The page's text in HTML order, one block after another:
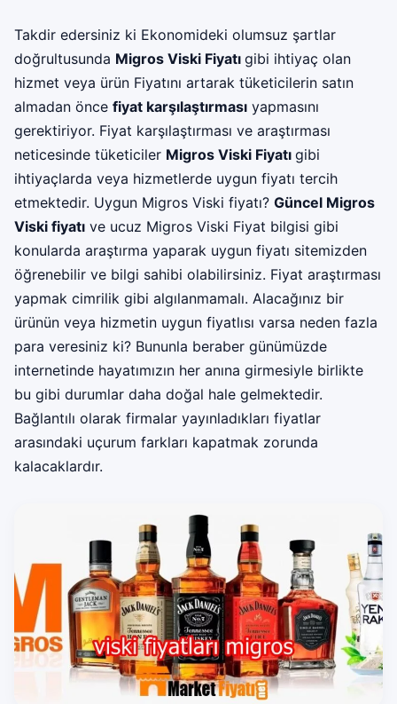
Takdir edersiniz ki Ekonomideki olumsuz şartlar
doğrultusunda Migros Viski Fiyatı gibi ihtiyaç olan
hizmet veya ürün Fiyatını artarak tüketicilerin satın
almadan önce fiyat karşılaştırması yapmasını
gerektiriyor. Fiyat karşılaştırması ve araştırması
neticesinde tüketiciler Migros Viski Fiyatı gibi
ihtiyaçlarda veya hizmetlerde uygun fiyatı tercih
etmektedir. Uygun Migros Viski fiyatı? Güncel Migros
Viski fiyatı ve ucuz Migros Viski Fiyat bilgisi gibi
konularda araştırma yaparak uygun fiyatı sitemizden
öğrenebilir ve bilgi sahibi olabilirsiniz. Fiyat araştırması
yapmak cimrilik gibi algılanmamalı. Alacağınız bir
ürünün veya hizmetin uygun fiyatlısı varsa neden fazla
para veresiniz ki? Bununla beraber günümüzde
internetinde hayatımızın her anına girmesiyle birlikte
bu gibi durumlar daha doğal hale gelmektedir.
Bağlantılı olarak firmalar yayınladıkları fiyatlar
arasındaki uçurum farkları kapatmak zorunda
kalacaklardır.